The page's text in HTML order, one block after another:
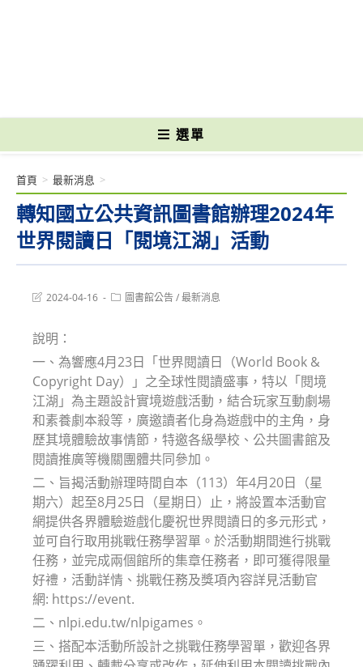
選單
轉知國立公共資訊圖書館辦理2024年
世界閱讀日「閱境江湖」活動
首頁 > 最新消息 >
Post2024-04-16
Post圖書館公告/最新消息
說明：
一、為響應4月23日「世界閱讀日（World Book &
Copyright Day）」之全球性閱讀盛事，特以「閱境
江湖」為主題設計實境遊戲活動，結合玩家互動劇場
和素養劇本殺等，廣邀讀者化身為遊戲中的主角，身
歷其境體驗故事情節，特邀各級學校、公共圖書館及
閱讀推廣等機關團體共同參加。
二、旨揭活動辦理時間自本（113）年4月20日（星
期六）起至8月25日（星期日）止，將設置本活動官
網提供各界體驗遊戲化慶祝世界閱讀日的多元形式，
並可自行取用挑戰任務學習單。於活動期間進行挑戰
任務，並完成兩個館所的集章任務者，即可獲得限量
好禮，活動詳情、挑戰任務及獎項內容詳見活動官
網: https://event.
二、nlpi.edu.tw/nlpigames。
三、搭配本活動所設計之挑戰任務學習單，歡迎各界